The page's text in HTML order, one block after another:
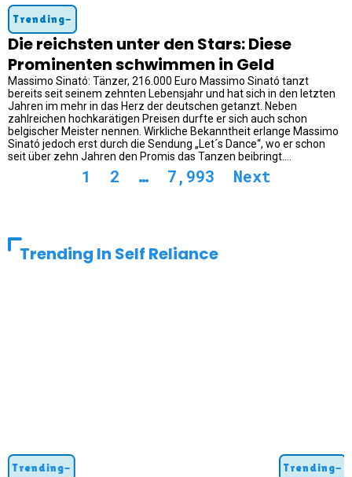
Trending-
Die reichsten unter den Stars: Diese
Prominenten schwimmen in Geld
Massimo Sinató: Tänzer, 216.000 Euro Massimo Sinató tanzt
bereits seit seinem zehnten Lebensjahr und hat sich in den letzten
Jahren im mehr in das Herz der deutschen getanzt. Neben
zahlreichen hochkarätigen Preisen durfte er sich auch schon
belgischer Meister nennen. Wirkliche Bekanntheit erlange Massimo
Sinató jedoch erst durch die Sendung „Let´s Dance“, wo er schon
seit über zehn Jahren den Promis das Tanzen beibringt....
1 2 … 7,993 Next
Trending In Self Reliance
Trending- Trending-